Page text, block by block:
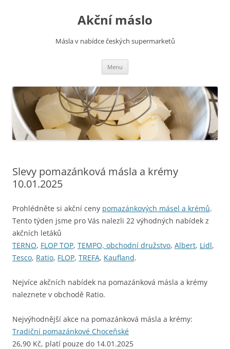
Akční máslo
Másla v nabídce českých supermarketů
Menu
Slevy pomazánková másla a krémy
10.01.2025
Prohlédněte si akční ceny pomazánkových másel a krémů.
Tento týden jsme pro Vás nalezli 22 výhodných nabídek z
akčních letáků
TERNO, FLOP TOP, TEMPO, obchodní družstvo, Albert, Lidl,
Tesco, Ratio, FLOP, TREFA, Kaufland.
Nejvíce akčních nabídek na pomazánková másla a krémy
naleznete v obchodě Ratio.
Nejvýhodnější akce na pomazánková másla a krémy:
Tradiční pomazánkové Choceňské
26,90 Kč, platí pouze do 14.01.2025